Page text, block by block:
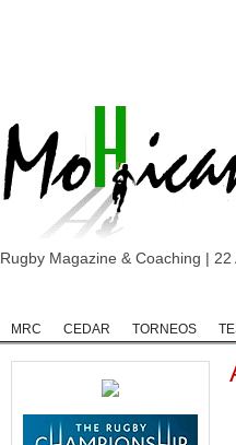
Rugby Magazine & Coaching | 22
MRC
CEDAR TORNEOS